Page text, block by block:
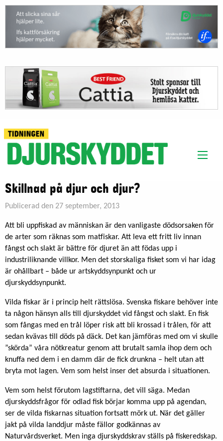
Skillnad på djur och djur?
Publicerad den 27 september, 2013
Att bli uppfiskad av människan är den vanligaste dödsorsaken för
de arter som räknas som matfiskar. Att leva ett fritt liv innan
fångst och slakt är bättre för djuret än att födas upp i
industriliknande villkor. Men det storskaliga fisket som vi har idag
är ohållbart – både ur artskyddsynpunkt och ur
djurskyddsynpunkt.
Vilda fiskar är i princip helt rättslösa. Svenska fiskare behöver inte
ta någon hänsyn alls till djurskyddet vid fångst och slakt. En fisk
som fångas med en trål löper risk att bli krossad i trålen, för att
sedan kvävas till döds på däck. Det kan jämföras med om vi skulle
”skörda” våra nötkreatur genom att brutalt samla ihop dem och
knuffa ned dem i en damm där de fick drunkna – helt utan att
bryta mot lagen. Vem som helst inser det absurda i situationen.
Vem som helst förutom lagstiftarna, det vill säga. Medan
djurskyddsfrågor för odlad fisk börjar komma upp på agendan,
ser de vilda fiskarnas situation fortsatt mörk ut. När det gäller
jakt på vilda landdjur måste fällor godkännas av
Naturvårdsverket. Men inga djurskyddskrav ställs på fiskeredskap.